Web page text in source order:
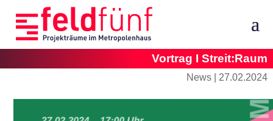
Vortrag I Streit:Raum
News |27.02.2024